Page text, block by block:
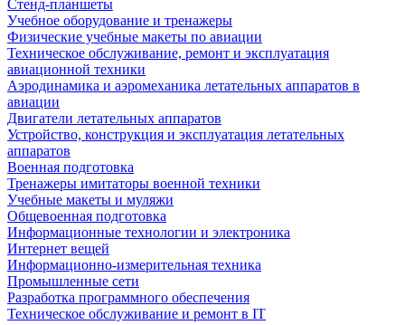
Стенд-планшеты
Учебное оборудование и тренажеры
Физические учебные макеты по авиации
Техническое обслуживание, ремонт и эксплуатация
авиационной техники
Аэродинамика и аэромеханика летательных аппаратов в
авиации
Двигатели летательных аппаратов
Устройство, конструкция и эксплуатация летательных
аппаратов
Военная подготовка
Тренажеры имитаторы военной техники
Учебные макеты и муляжи
Общевоенная подготовка
Информационные технологии и электроника
Интернет вещей
Информационно-измерительная техника
Промышленные сети
Разработка программного обеспечения
Техническое обслуживание и ремонт в IT